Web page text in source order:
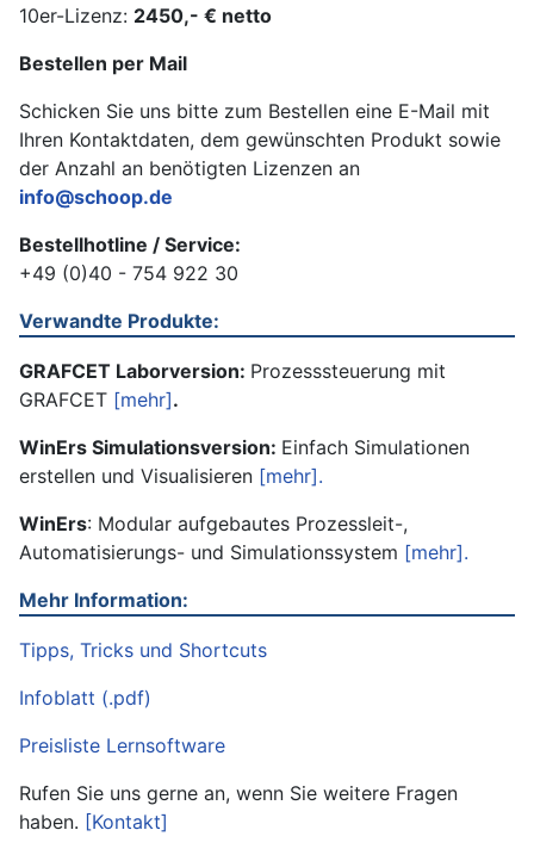
10er-Lizenz: 2450,- € netto
Bestellen per Mail
Schicken Sie uns bitte zum Bestellen eine E-Mail mit
Ihren Kontaktdaten, dem gewünschten Produkt sowie
der Anzahl an benötigten Lizenzen an
info@schoop.de
Bestellhotline / Service:
+49 (0)40 - 754 922 30
Verwandte Produkte:
GRAFCET Laborversion: Prozesssteuerung mit
GRAFCET [mehr].
WinErs Simulationsversion: Einfach Simulationen
erstellen und Visualisieren [mehr].
WinErs: Modular aufgebautes Prozessleit-,
Automatisierungs- und Simulationssystem [mehr].
Mehr Information:
Tipps, Tricks und Shortcuts
Infoblatt (.pdf)
Preisliste Lernsoftware
Rufen Sie uns gerne an, wenn Sie weitere Fragen
haben. [Kontakt]